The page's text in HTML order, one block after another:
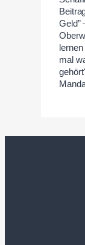
Geld”
mal